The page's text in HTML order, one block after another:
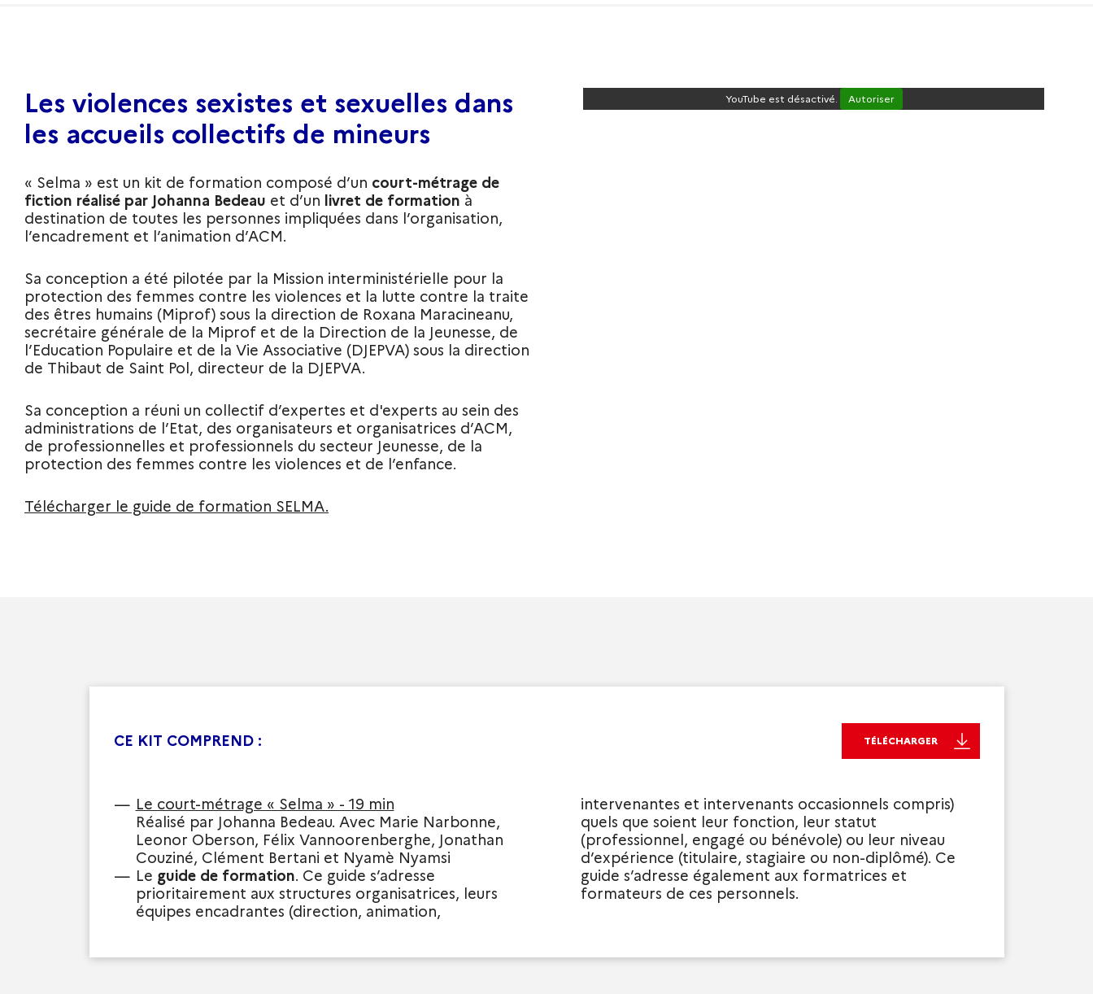
Les violences sexistes et sexuelles dans
les accueils collectifs de mineurs
« Selma » est un kit de formation composé d’un court-métrage de
fiction réalisé par Johanna Bedeau et d’un livret de formation à
destination de toutes les personnes impliquées dans l’organisation,
l’encadrement et l’animation d’ACM.
Sa conception a été pilotée par la Mission interministérielle pour la
protection des femmes contre les violences et la lutte contre la traite
des êtres humains (Miprof) sous la direction de Roxana Maracineanu,
secrétaire générale de la Miprof et de la Direction de la Jeunesse, de
l’Education Populaire et de la Vie Associative (DJEPVA) sous la direction
de Thibaut de Saint Pol, directeur de la DJEPVA.
Sa conception a réuni un collectif d’expertes et d'experts au sein des
administrations de l’Etat, des organisateurs et organisatrices d’ACM,
de professionnelles et professionnels du secteur Jeunesse, de la
protection des femmes contre les violences et de l’enfance.
Télécharger le guide de formation SELMA.
YouTube est désactivé. Autoriser
CE KIT COMPREND : TÉLÉCHARGER
Le court-métrage « Selma » - 19 min
Réalisé par Johanna Bedeau. Avec Marie Narbonne,
Leonor Oberson, Félix Vannoorenberghe, Jonathan
Couziné, Clément Bertani et Nyamè Nyamsi
Le guide de formation. Ce guide s’adresse
prioritairement aux structures organisatrices, leurs
équipes encadrantes (direction, animation,
intervenantes et intervenants occasionnels compris)
quels que soient leur fonction, leur statut
(professionnel, engagé ou bénévole) ou leur niveau
d’expérience (titulaire, stagiaire ou non-diplômé). Ce
guide s’adresse également aux formatrices et
formateurs de ces personnels.